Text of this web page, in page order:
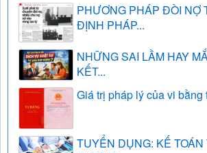
PHƯƠNG PHÁP ĐÒI NỢ
ĐỊNH PHÁP...
NHỮNG SAI LẦM HAY
KẾT...
Giá trị pháp lý của vi bằng
TUYỂN DỤNG: KẾ TOÁN